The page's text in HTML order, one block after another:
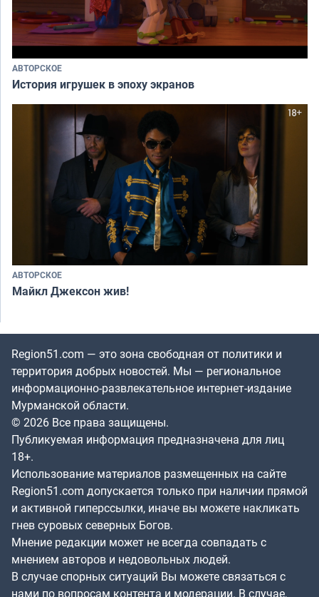
АВТОРСКОЕ
История игрушек в эпоху экранов
АВТОРСКОЕ
Майкл Джексон жив!
Region51.com — это зона свободная от политики и
территория добрых новостей. Мы — региональное
информационно-развлекательное интернет-издание
Мурманской области.
© 2026 Все права защищены.
Публикуемая информация предназначена для лиц
18+.
Использование материалов размещенных на сайте
Region51.com допускается только при наличии прямой
и активной гиперссылки, иначе вы можете накликать
гнев суровых северных Богов.
Мнение редакции может не всегда совпадать с
мнением авторов и недовольных людей.
В случае спорных ситуаций Вы можете связаться с
нами по вопросам контента и модерации. В случае,